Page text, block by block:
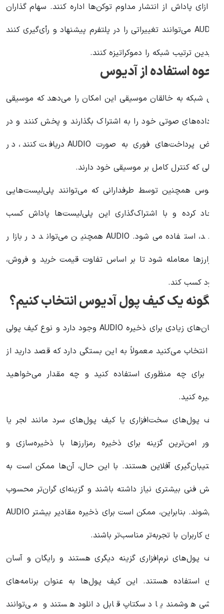
ازای پاداش از انتشار مداوم توکن‌ها اداره کنند. سهام گذاران
AUDIO می‌توانند تغییراتی را در پلتفرم پیشنهاد و رأی‌گیری کنند
بدین ترتیب شبکه را دموکراتیزه کنند.
استفاده از آدیوس
شبکه به خالقان موسیقی این امکان را می‌دهد که موسیقی
داده‌های صوتی خود را به اشتراک بگذارند و پخش کنند و در
عوض پرداخت‌های فوری به صورت AUDIO دریافت کنند، در
که کنترل کامل بر موسیقی خود دارند.
همچنین توسط طرفدارانی که می‌توانند پلی‌لیست‌هایی
کرده و با اشتراک‌گذاری این پلی‌لیست‌ها پاداش کسب
کنند، استفاده می‌شود. AUDIO همچنین می‌تواند در بازار
معامله شود تا بر اساس تفاوت قیمت خرید و فروش،
کسب کند.
یک کیف پول آدیوس انتخاب کنیم؟
مکان‌های زیادی برای ذخیره AUDIO وجود دارد و نوع کیف پولی
انتخاب می‌کنید معمولاً به این بستگی دارد که قصد دارید از
برای چه منظوری استفاده کنید و چه مقدار می‌خواهید
کنید.
پول‌های سخت‌افزاری یا کیف پول‌های سرد مانند لجر یا
امن‌ترین گزینه برای ذخیره رمزارزها با ذخیره‌سازی و
آفلاین هستند. با این حال، آن‌ها ممکن است به
فنی بیشتری نیاز داشته باشند و گزینه‌ای گران‌تر محسوب
می‌شوند. بنابراین، ممکن است برای ذخیره مقادیر بیشتر AUDIO
کاربران با تجربه‌تر مناسب‌تر باشند.
پول‌های نرم‌افزاری گزینه دیگری هستند و رایگان و آسان
استفاده هستند. این کیف پول‌ها به عنوان برنامه‌های
هوشمند یا دسکتاپ قابل دانلود هستند و می‌توانند